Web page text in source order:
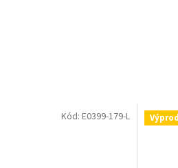
Kód:E0399-179-L